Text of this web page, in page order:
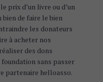
prix d’un livre ou d’un
de faire le bien
les donateurs
à acheter nos
des dons
sans passer
partenaire helloasso.